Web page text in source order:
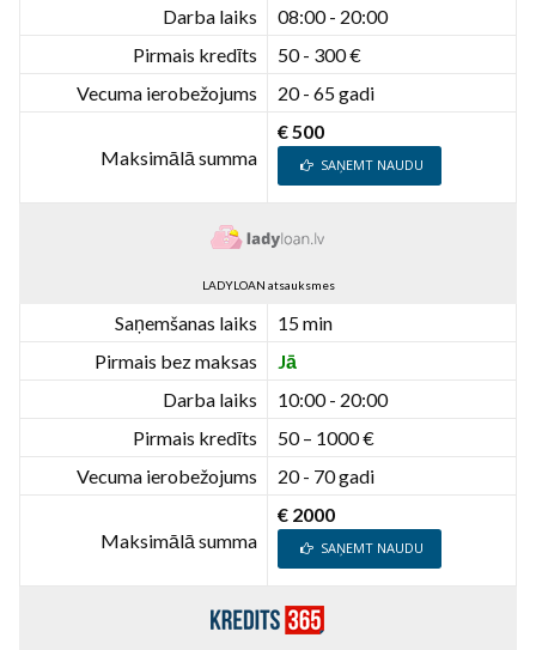
Darba laiks
08:00 - 20:00
Pirmais kredīts
50 - 300 €
Vecuma ierobežojums
20 - 65 gadi
Maksimālā summa
€ 500
SAŅEMT NAUDU
LADYLOAN atsauksmes
Saņemšanas laiks
15 min
Pirmais bez maksas
Jā
Darba laiks
10:00 - 20:00
Pirmais kredīts
50 – 1000 €
Vecuma ierobežojums
20 - 70 gadi
Maksimālā summa
€ 2000
SAŅEMT NAUDU